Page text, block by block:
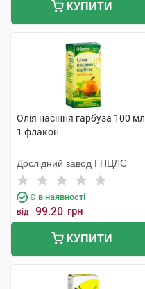
КУПИТИ
Олія насіння гарбуза 100 мл
1 флакон
Дослідний завод ГНЦЛС
Є в наявності
від 99.20 грн
КУПИТИ